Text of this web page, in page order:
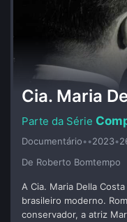
Cia. Maria
Documentário••2023•
De Roberto Bomtempo
A Cia. Maria Della
brasileiro moderno.
conservador, a atriz